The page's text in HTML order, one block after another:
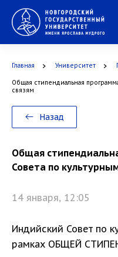
Главная Университет
Общая стипендиальная
связям
Назад
Общая
Совета по
14 января, 12:05
Индийский Совет по
рамках ОБЩЕЙ